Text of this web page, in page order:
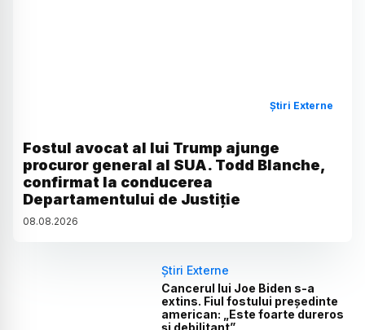
Știri Externe
Fostul avocat al lui Trump ajunge
procuror general al SUA. Todd Blanche,
confirmat la conducerea
Departamentului de Justiție
08.08.2026
Știri Externe
Cancerul lui Joe Biden s-a
extins. Fiul fostului președinte
american: „Este foarte dureros
și debilitant”